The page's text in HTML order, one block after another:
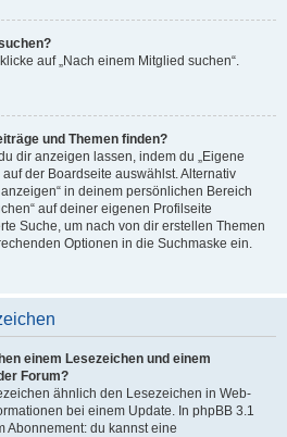
auf „Nach einem Mitglied suchen“.
und Themen finden?
dir anzeigen lassen, indem du „Eigene
der Boardseite auswählst. Alternativ
in deinem persönlichen Bereich
auf deiner eigenen Profilseite
Suche, um nach von dir erstellen Themen
Optionen in die Suchmaske ein.
einem Lesezeichen und einem
Forum?
ähnlich den Lesezeichen in Web-
bei einem Update. In phpBB 3.1
Abonnement: du kannst eine